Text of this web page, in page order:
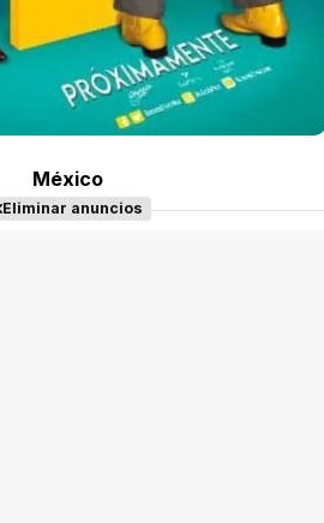
México
Eliminar anuncios